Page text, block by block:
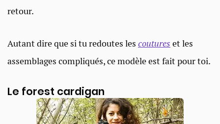
retour.
Autant dire que si tu redoutes les coutures et les
assemblages compliqués, ce modèle est fait pour toi.
Le forest cardigan